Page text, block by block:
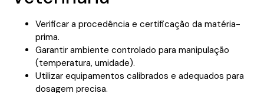
Verificar a procedência e certificação da matéria-
prima.
Garantir ambiente controlado para manipulação
(temperatura, umidade).
Utilizar equipamentos calibrados e adequados para
dosagem precisa.